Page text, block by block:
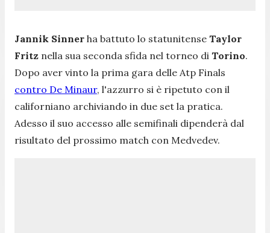
Jannik Sinner ha battuto lo statunitense Taylor
Fritz nella sua seconda sfida nel torneo di Torino.
Dopo aver vinto la prima gara delle Atp Finals
contro De Minaur, l'azzurro si è ripetuto con il
californiano archiviando in due set la pratica.
Adesso il suo accesso alle semifinali dipenderà dal
risultato del prossimo match con Medvedev.